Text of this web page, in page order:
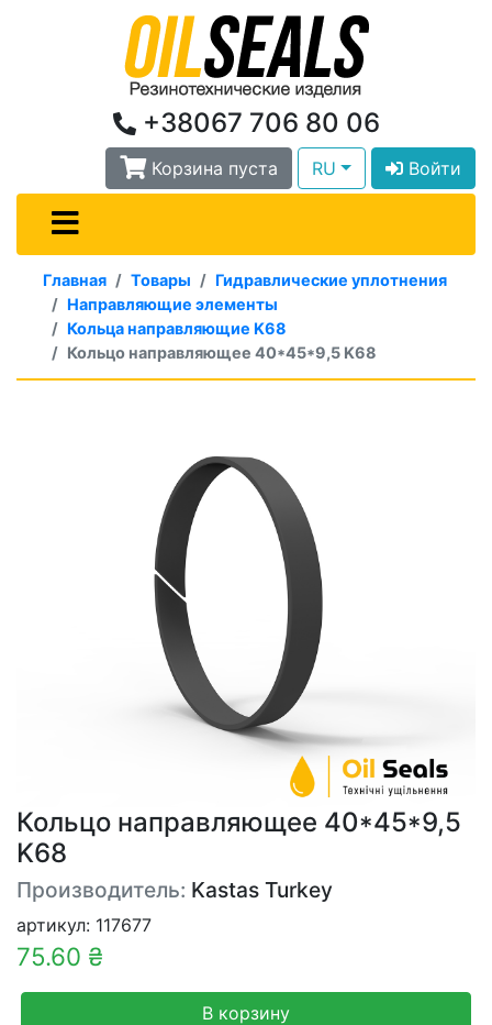
+38067 706 80 06
Корзина пуста RU Войти
Главная Товары
Гидравлические уплотнения
Направляющие элементы
Кольца направляющие K68
Кольцо направляющее 40*45*9,5 K68
Кольцо направляющее 40*45*9,5
K68
Производитель: Kastas Turkey
артикул: 117677
75.60 ₴
В корзину